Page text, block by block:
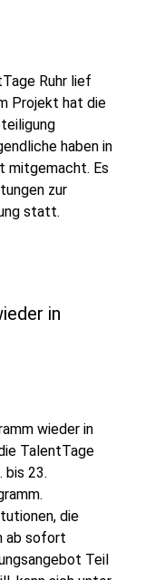
Ruhr lief
Projekt hat die
haben in
mitgemacht. Es
zur
statt.
in
wieder in
TalentTage
bis 23.
die
ab sofort
Teil